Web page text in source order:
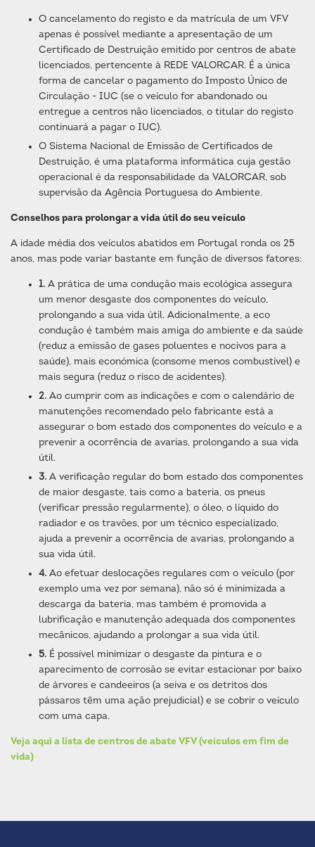
O cancelamento do registo e da matrícula de um VFV
apenas é possível mediante a apresentação de um
Certificado de Destruição emitido por centros de abate
licenciados, pertencente à REDE VALORCAR. É a única
forma de cancelar o pagamento do Imposto Único de
Circulação - IUC (se o veículo for abandonado ou
entregue a centros não licenciados, o titular do registo
continuará a pagar o IUC).
O Sistema Nacional de Emissão de Certificados de
Destruição, é uma plataforma informática cuja gestão
operacional é da responsabilidade da VALORCAR, sob
supervisão da Agência Portuguesa do Ambiente.
Conselhos para prolongar a vida útil do seu veículo
A idade média dos veículos abatidos em Portugal ronda os 25
anos, mas pode variar bastante em função de diversos fatores:
1. A prática de uma condução mais ecológica assegura
um menor desgaste dos componentes do veículo,
prolongando a sua vida útil. Adicionalmente, a eco
condução é também mais amiga do ambiente e da saúde
(reduz a emissão de gases poluentes e nocivos para a
saúde), mais económica (consome menos combustível) e
mais segura (reduz o risco de acidentes).
2. Ao cumprir com as indicações e com o calendário de
manutenções recomendado pelo fabricante está a
assegurar o bom estado dos componentes do veículo e a
prevenir a ocorrência de avarias, prolongando a sua vida
útil.
3. A verificação regular do bom estado dos componentes
de maior desgaste, tais como a bateria, os pneus
(verificar pressão regularmente), o óleo, o líquido do
radiador e os travões, por um técnico especializado,
ajuda a prevenir a ocorrência de avarias, prolongando a
sua vida útil.
4. Ao efetuar deslocações regulares com o veículo (por
exemplo uma vez por semana), não só é minimizada a
descarga da bateria, mas também é promovida a
lubrificação e manutenção adequada dos componentes
mecânicos, ajudando a prolongar a sua vida útil.
5. É possível minimizar o desgaste da pintura e o
aparecimento de corrosão se evitar estacionar por baixo
de árvores e candeeiros (a seiva e os detritos dos
pássaros têm uma ação prejudicial) e se cobrir o veículo
com uma capa.
Veja aqui a lista de centros de abate VFV (veículos em fim de
vida)